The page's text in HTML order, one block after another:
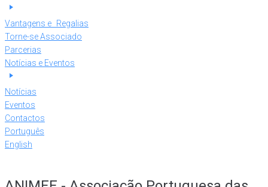
Vantagens e Regalias
Torne-se Associado
Parcerias
Notícias e Eventos
Notícias
Eventos
Contactos
Português
English